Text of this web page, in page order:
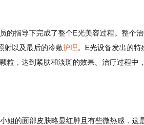
的指导下完成了整个E光美容过程。整个
射以及最后的冷敷护理。E光设备发出的
粒，达到紧肤和淡斑的效果。治疗过程中
姐的面部皮肤略显红肿且有些微热感，这